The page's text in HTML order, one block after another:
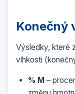
Konečný
Výsledky, které
vlhkosti
% M –